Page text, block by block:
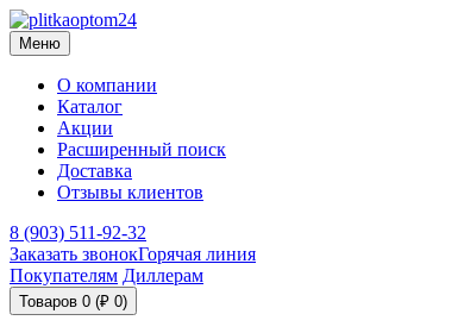
Меню
О компании
Каталог
Акции
Расширенный поиск
Доставка
Отзывы клиентов
8 (903) 511-92-32
Заказать звонокГорячая линия
Покупателям Диллерам
Товаров 0 (₽ 0)